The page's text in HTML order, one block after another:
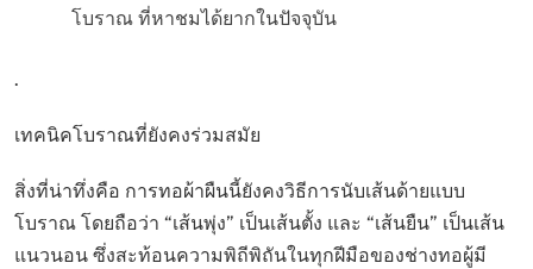
โบราณ ที่หาชมได้ยากในปัจจุบัน
.
เทคนิคโบราณที่ยังคงร่วมสมัย
สิ่งที่น่าทึ่งคือ การทอผ้าผืนนี้ยังคงวิธีการนับเส้นด้ายแบบ
โบราณ โดยถือว่า “เส้นพุ่ง” เป็นเส้นตั้ง และ “เส้นยืน” เป็นเส้น
แนวนอน ซึ่งสะท้อนความพิถีพิถันในทุกฝีมือของช่างทอผู้มี